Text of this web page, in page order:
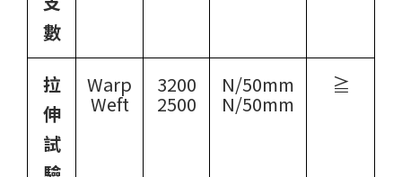
數
拉
伸
試
Warp
Weft
3200
2500
N/50mm
N/50mm
≧